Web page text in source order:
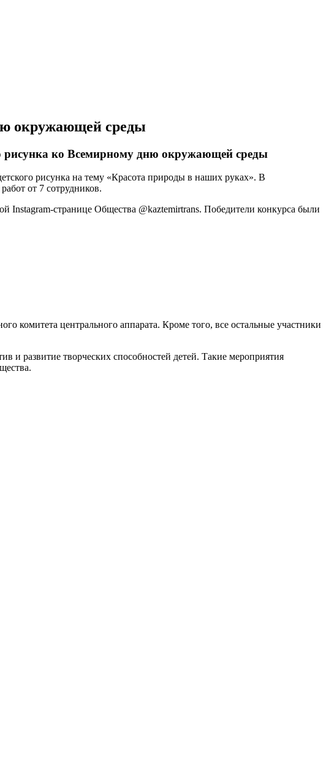
окружающей среды
рисунка ко Всемирному дню окружающей среды
рисунка на тему «Красота природы в наших руках». В
от 7 сотрудников.
странице Общества @kaztemirtrans. Победители конкурса были
комитета центрального аппарата. Кроме того, все остальные участники
и развитие творческих способностей детей. Такие мероприятия